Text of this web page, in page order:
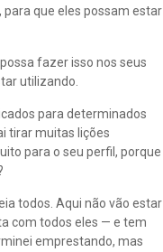
para que eles possam estar
fazer isso nos seus
utilizando.
para determinados
tirar muitas lições
para o seu perfil, porque
todos. Aqui não vão estar
com todos eles — e tem
emprestando, mas